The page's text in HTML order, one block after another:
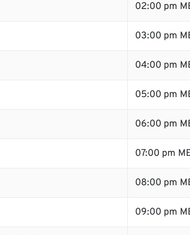
02:00 pm
03:00 pm
04:00 pm
05:00 pm
06:00 pm
07:00 pm
08:00 pm
09:00 pm